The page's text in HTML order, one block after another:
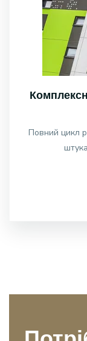
Повний цикл